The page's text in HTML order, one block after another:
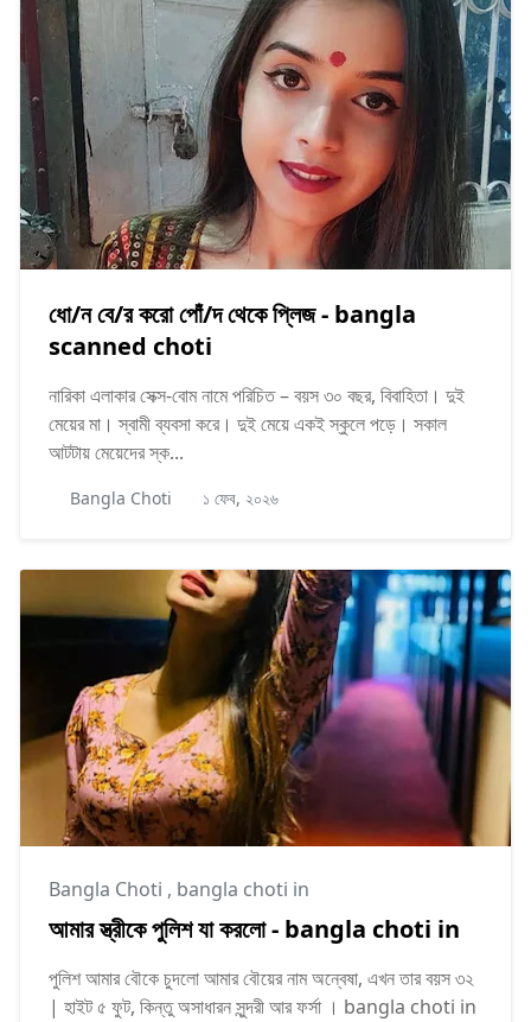
ধো/ন বে/র করো পোঁ/দ থেকে প্লিজ - bangla
scanned choti
নারিকা এলাকার সেক্স-বোম নামে পরিচিত – বয়স ৩০ বছর, বিবাহিতা। দুই
মেয়ের মা। স্বামী ব্যবসা করে। দুই মেয়ে একই স্কুলে পড়ে। সকাল
আটটায় মেয়েদের স্ক...
Bangla Choti ১ ফেব, ২০২৬
Bangla Choti , bangla choti in
আমার স্ত্রীকে পুলিশ যা করলো - bangla choti in
পুলিশ আমার বৌকে চুদলো আমার বৌয়ের নাম অন্বেষা, এখন তার বয়স ৩২
| হাইট ৫ ফুট, কিন্তু অসাধারন সুন্দরী আর ফর্সা । bangla choti in